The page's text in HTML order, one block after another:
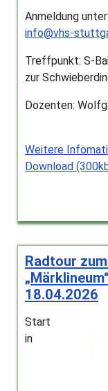
Anmeldung
info@vhs-
Treffpunkt: S-
zur
Dozenten:
Weitere
Download
Radtour
18.04.2026
Start
in